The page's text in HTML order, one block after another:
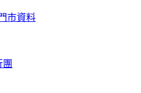
市資料